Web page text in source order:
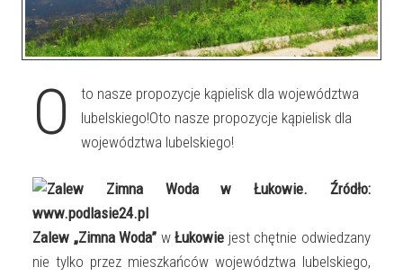
O
to nasze propozycje kąpielisk dla województwa
lubelskiego!Oto nasze propozycje kąpielisk dla
województwa lubelskiego!
Zalew „Zimna Woda” wŁukowie jest chętnie odwiedzany
nie tylko przez mieszkańców województwa lubelskiego,